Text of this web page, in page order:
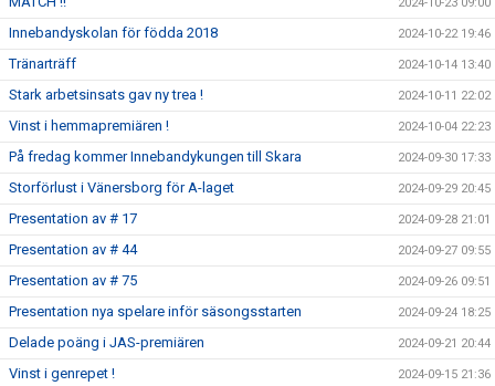
2024-10-23 09:00
Innebandyskolan för födda 2018 2024-10-22 19:46
Tränarträff 2024-10-14 13:40
Stark arbetsinsats gav ny trea ! 2024-10-11 22:02
Vinst i hemmapremiären ! 2024-10-04 22:23
På fredag kommer Innebandykungen till Skara 2024-09-30 17:33
Storförlust i Vänersborg för A-laget 2024-09-29 20:45
Presentation av # 17 2024-09-28 21:01
Presentation av # 44 2024-09-27 09:55
Presentation av # 75 2024-09-26 09:51
Presentation nya spelare inför säsongsstarten 2024-09-24 18:25
Delade poäng i JAS-premiären 2024-09-21 20:44
Vinst i genrepet ! 2024-09-15 21:36